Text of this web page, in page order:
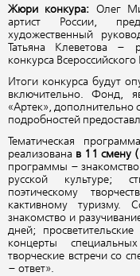
Жюри конкура: Олег
артист России,
художественный
Татьяна Клеветова –
конкурса
Итоги конкурса будут
включительно. Фонд,
«Артек», дополнительно
подробностей
Тематическая
реализована в 11 смену (
программы – знакомство
русской культуре;
поэтическому
кактивному туризму.
знакомство и
дней;
концерты
творческие встречи со
– ответ».